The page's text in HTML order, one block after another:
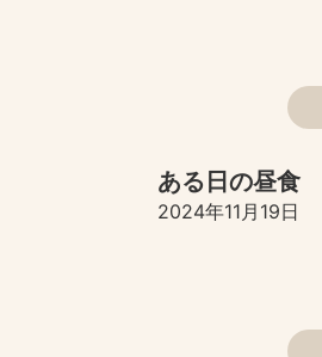
ある日の昼食
2024年11月19日